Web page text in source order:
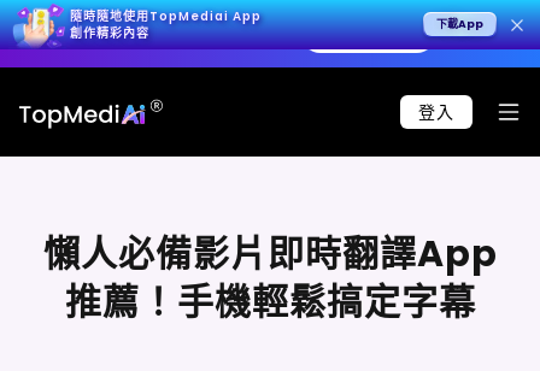
片，呈現極致寫實效果。 立即試用 > 🚀
隨時隨地使用TopMediai App
創作精彩內容
下載App
登入
懶人必備影片即時翻譯App
推薦！手機輕鬆搞定字幕